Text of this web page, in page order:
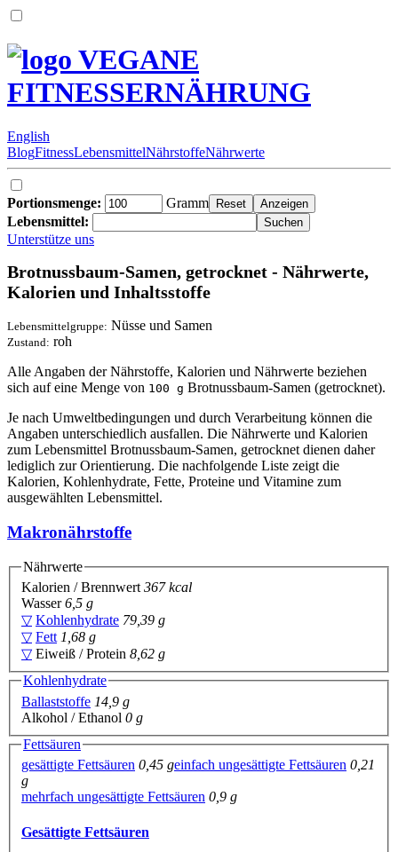
VEGANE
FITNESSERNÄHRUNG
English
BlogFitnessLebensmittelNährstoffeNährwerte
Portionsmenge:
Gramm
Lebensmittel:
Unterstütze uns
Brotnussbaum-Samen, getrocknet - Nährwerte,
Kalorien und Inhaltsstoffe
Lebensmittelgruppe: Nüsse und Samen
Zustand: roh
Alle Angaben der Nährstoffe, Kalorien und Nährwerte beziehen
sich auf eine Menge von 100 g Brotnussbaum-Samen (getrocknet).
Je nach Umweltbedingungen und durch Verarbeitung können die
Angaben unterschiedlich ausfallen. Die Nährwerte und Kalorien
zum Lebensmittel Brotnussbaum-Samen, getrocknet dienen daher
lediglich zur Orientierung. Die nachfolgende Liste zeigt die
Kalorien, Kohlenhydrate, Fette, Proteine und Vitamine zum
ausgewählten Lebensmittel.
Makronährstoffe
Nährwerte
Kalorien / Brennwert 367 kcal
Wasser6,5 g
▽ Kohlenhydrate 79,39 g
▽ Fett 1,68 g
▽ Eiweiß / Protein 8,62 g
Kohlenhydrate
Ballaststoffe 14,9 g
Alkohol / Ethanol 0 g
Fettsäuren
gesättigte Fettsäuren 0,45 geinfach ungesättigte Fettsäuren 0,21
g
mehrfach ungesättigte Fettsäuren 0,9 g
Gesättigte Fettsäuren